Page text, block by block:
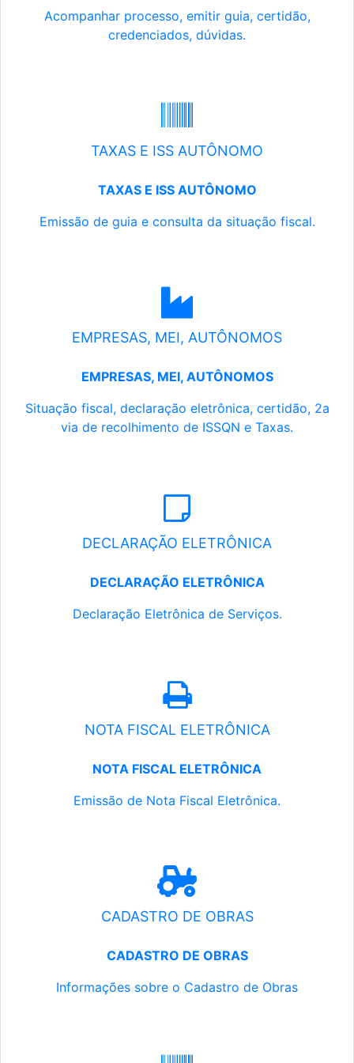
Acompanhar processo, emitir guia, certidão,
credenciados, dúvidas.
TAXAS E ISS AUTÔNOMO
TAXAS E ISS AUTÔNOMO
Emissão de guia e consulta da situação fiscal.
EMPRESAS, MEI, AUTÔNOMOS
EMPRESAS, MEI, AUTÔNOMOS
Situação fiscal, declaração eletrônica, certidão, 2a
via de recolhimento de ISSQN e Taxas.
DECLARAÇÃO ELETRÔNICA
DECLARAÇÃO ELETRÔNICA
Declaração Eletrônica de Serviços.
NOTA FISCAL ELETRÔNICA
NOTA FISCAL ELETRÔNICA
Emissão de Nota Fiscal Eletrônica.
CADASTRO DE OBRAS
CADASTRO DE OBRAS
Informações sobre o Cadastro de Obras